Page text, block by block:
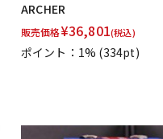
ARCHER
販売価格¥36,801(税込)
ポイント：1% (334pt)